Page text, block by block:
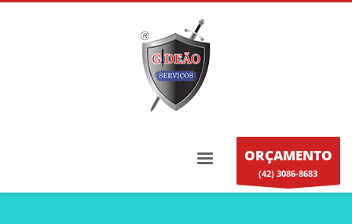
ORÇAMENTO
(42) 3086-8683